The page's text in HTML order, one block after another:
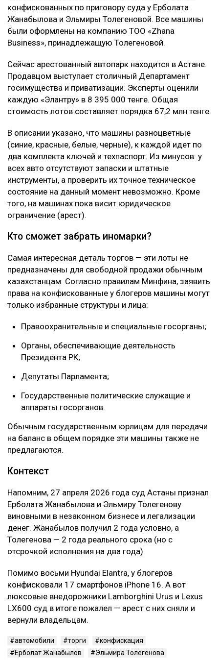
Владельцы пострадавшего от ливня авто готовят иск
к чиновникам Астаны
Доллар резко просел к тенге
Что за машины и сколько они стоят?
На государственной торговой площадке sauda.e-
qazyna.kz выставлены на продажу восемь
автомобилей Hyundai Elantra 2025 года выпуска,
Жанабылова и Эльмиры Толегеновой. Все машины
были оформлены на компанию ТОО «Zhana
Business», принадлежащую Толегеновой.
Сейчас арестованный автопарк находится в Астане.
Продавцом выступает столичный Департамент
госимущества и приватизации. Эксперты оценили
каждую «Элантру» в 8 395 000 тенге. Общая
(синие, красные, белые, черные), к каждой идет по
два комплекта ключей и техпаспорт. Из минусов: у
всех авто отсутствуют запаски и штатные
инструменты, а проверить их точное техническое
состояние на данный момент невозможно. Кроме
ограничение (арест).
Кто сможет забрать иномарки?
Самая интересная деталь торгов — эти лоты не
казахстанцам. Согласно правилам Минфина, заявить
права на конфискованные у блогеров машины могут
Правоохранительные и специальные госорганы;
Президента РК;
Депутаты Парламента;
Государственные политические служащие и
аппараты госорганов.
Обычным государственным юрлицам для передачи
на баланс в общем порядке эти машины также не
Контекст
Напомним, 27 апреля 2026 года суд Астаны признал
Ерболата Жанабылова и Эльмиру Толегенову
денег. Жанабылов получил 2 года условно, а
Толегенова — 2 года реального срока (но с